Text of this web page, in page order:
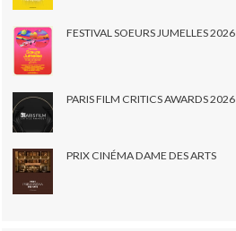
FESTIVAL SOEURS JUMELLES 2026
PARIS FILM CRITICS AWARDS 2026
PRIX CINÉMA DAME DES ARTS